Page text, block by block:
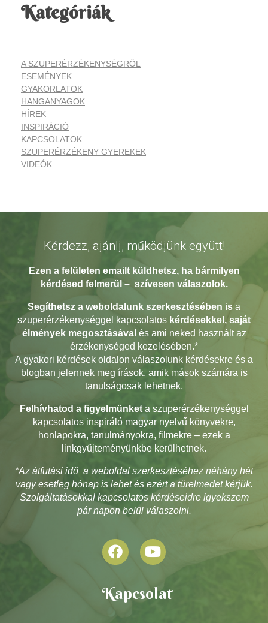
Kategóriák
A SZUPERÉRZÉKENYSÉGRŐL
ESEMÉNYEK
GYAKORLATOK
HANGANYAGOK
HÍREK
INSPIRÁCIÓ
KAPCSOLATOK
SZUPERÉRZÉKENY GYEREKEK
VIDEÓK
Kérdezz, ajánlj, működjünk együtt!
Ezen a felületen emailt küldhetsz, ha bármilyen
kérdésed felmerül – szívesen válaszolok.
Segíthetsz a weboldalunk szerkesztésében is a
szuperérzékenységgel kapcsolatos kérdésekkel, saját
élmények megosztásával és ami neked használt az
érzékenységed kezelésében.*
A gyakori kérdések oldalon válaszolunk kérdésekre és a
blogban jelennek meg írások, amik mások számára is
tanulságosak lehetnek.
Felhívhatod a figyelmünketa szuperérzékenységgel
kapcsolatos inspiráló magyar nyelvű könyvekre,
honlapokra, tanulmányokra, filmekre – ezek a
linkgyűjteményünkbe kerülhetnek.
*Az átfutási idő a weboldal szerkesztéséhez néhány hét
vagy esetleg hónap is lehet és ezért a türelmedet kérjük.
Szolgáltatásokkal kapcsolatos kérdéseidre igyekszem
pár napon belül válaszolni.
Kapcsolat